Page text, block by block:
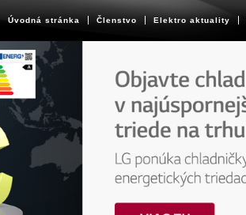
Úvodná stránka Členstvo Elektro aktuality